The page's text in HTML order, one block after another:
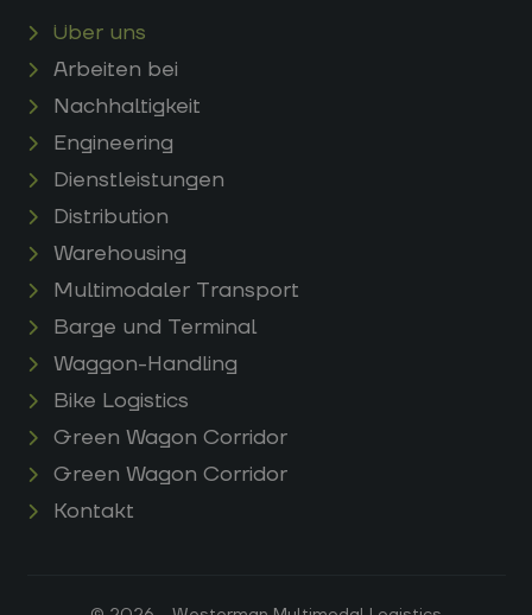
Über uns
Arbeiten bei
Nachhaltigkeit
Engineering
Dienstleistungen
Distribution
Warehousing
Multimodaler Transport
Barge und Terminal
Waggon-Handling
Bike Logistics
Green Wagon Corridor
Green Wagon Corridor
Kontakt